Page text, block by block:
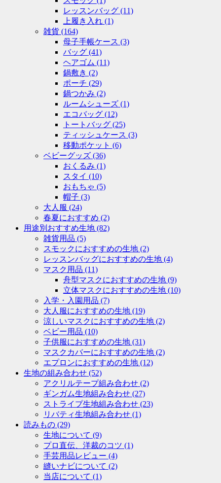
レッスンバッグ (11)
上履き入れ (1)
雑貨 (164)
母子手帳ケース (3)
バッグ (41)
ヘアゴム (11)
鍋敷き (2)
ポーチ (29)
鍋つかみ (2)
ルームシューズ (1)
エコバッグ (12)
トートバッグ (25)
ティッシュケース (3)
移動ポケット (6)
ベビーグッズ (36)
おくるみ (1)
スタイ (10)
おもちゃ (5)
帽子 (3)
大人服 (24)
春夏におすすめ (2)
用途別おすすめ生地 (82)
雑貨用品 (5)
スモックにおすすめの生地 (2)
レッスンバッグにおすすめの生地 (4)
マスク用品 (11)
舟型マスクにおすすめの生地 (9)
立体マスクにおすすめの生地 (10)
入学・入園用品 (7)
大人服におすすめの生地 (19)
涼しいマスクにおすすめの生地 (2)
ベビー用品 (10)
子供服におすすめの生地 (31)
マスクカバーにおすすめの生地 (2)
エプロンにおすすめの生地 (12)
生地の組み合わせ (52)
アクリルテープ組み合わせ (2)
ギンガム生地組み合わせ (27)
ストライプ生地組み合わせ (23)
リバティ生地組み合わせ (1)
読みもの (29)
生地について (9)
プロ直伝、洋裁のコツ (1)
手芸用品レビュー (4)
縫いナビについて (2)
当店について (1)